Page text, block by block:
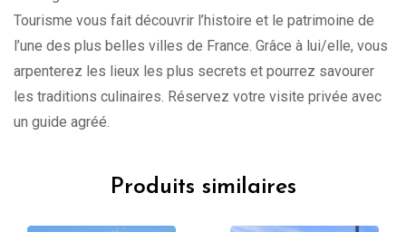
Tourisme vous fait découvrir l’histoire et le patrimoine de
l’une des plus belles villes de France. Grâce à lui/elle, vous
arpenterez les lieux les plus secrets et pourrez savourer
les traditions culinaires. Réservez votre visite privée avec
un guide agréé.
Produits similaires